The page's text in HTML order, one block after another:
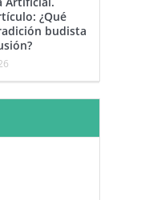
¿Qué
budista